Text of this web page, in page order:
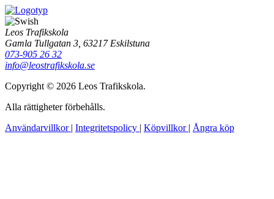
Leos Trafikskola
Gamla Tullgatan 3, 63217 Eskilstuna
073-905 26 32
info@leostrafikskola.se
Copyright © 2026 Leos Trafikskola.
Alla rättigheter förbehålls.
Användarvillkor | Integritetspolicy | Köpvillkor | Ångra köp